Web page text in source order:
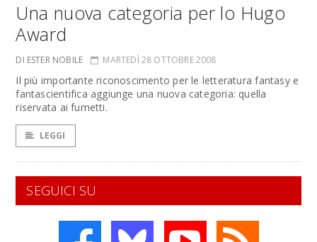
Una nuova categoria per lo Hugo
Award
DI ESTER NOBILE MARTEDÌ 28 OTTOBRE 2008
Il più importante riconoscimento per le letteratura fantasy e
fantascientifica aggiunge una nuova categoria: quella
riservata ai fumetti.
LEGGI
SEGUICI SU